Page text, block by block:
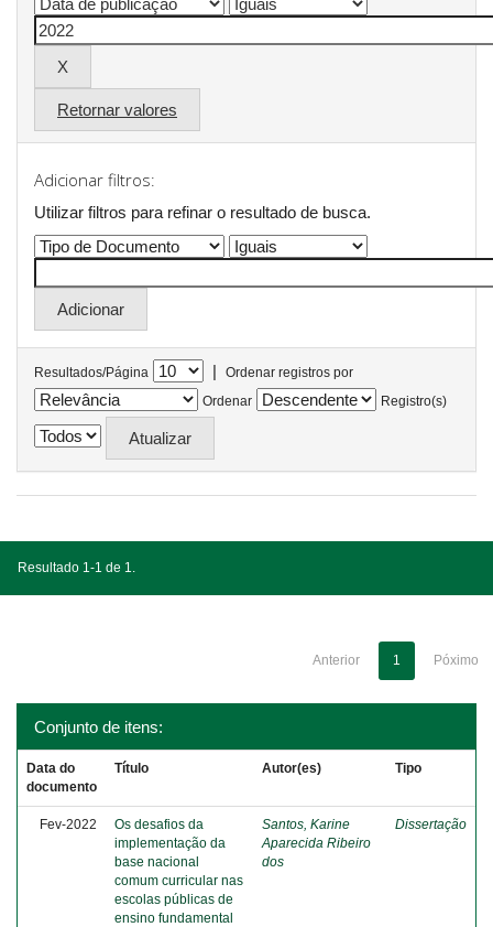
Retornar valores
Adicionar filtros:
Utilizar filtros para refinar o resultado de busca.
Resultados/Página |
Ordenar registros por
Ordenar
Registro(s)
Resultado 1-1 de 1.
Anterior 1 Póximo
Conjunto de itens:
Data do
documento
Título Autor(es) Tipo
Fev-2022
Os desafios da
implementação da
base nacional
comum curricular nas
escolas públicas de
ensino fundamental
Santos, Karine
Aparecida Ribeiro
dos
Dissertação